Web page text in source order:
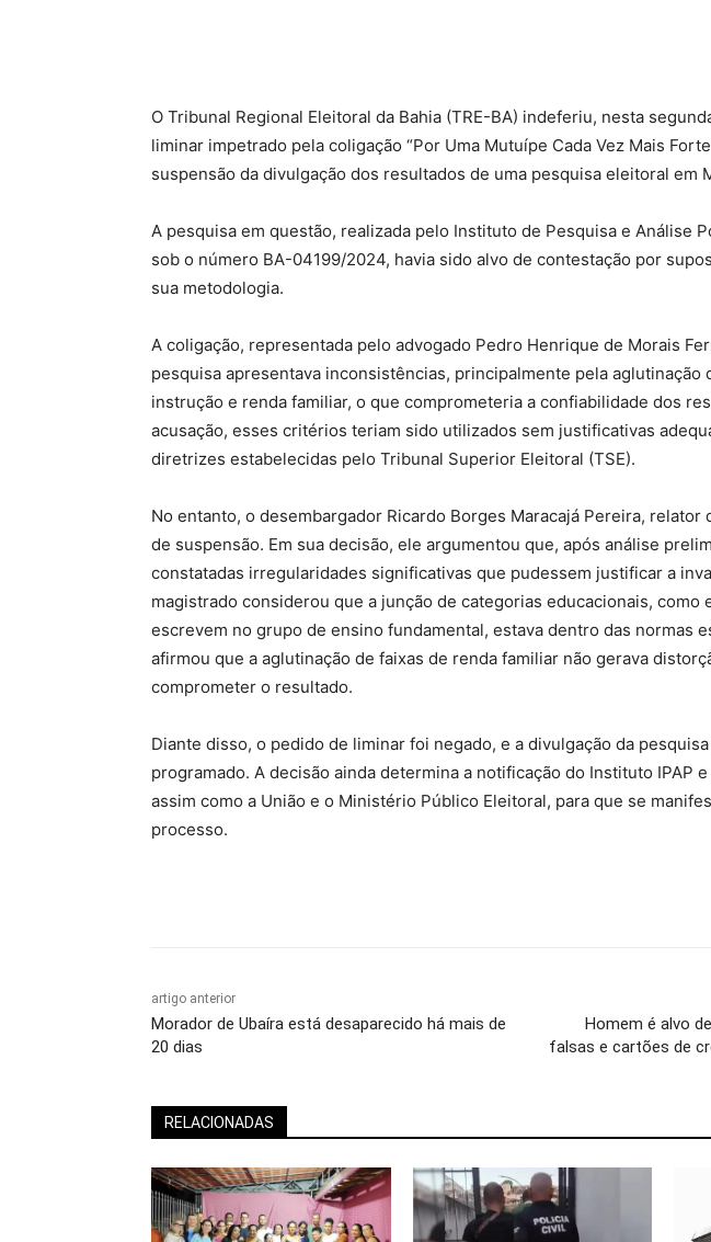
O Tribunal Regional Eleitoral da Bahia (TRE-BA) indeferiu, nesta
liminar impetrado pela coligação “Por Uma Mutuípe Cada Vez Mais
suspensão da divulgação dos resultados de uma pesquisa eleitoral em
A pesquisa em questão, realizada pelo Instituto de Pesquisa e Análise
sob o número BA-04199/2024, havia sido alvo de contestação por
sua metodologia.
A coligação, representada pelo advogado Pedro Henrique de Morais
pesquisa apresentava inconsistências, principalmente pela aglutinação
instrução e renda familiar, o que comprometeria a confiabilidade dos
acusação, esses critérios teriam sido utilizados sem justificativas
diretrizes estabelecidas pelo Tribunal Superior Eleitoral (TSE).
No entanto, o desembargador Ricardo Borges Maracajá Pereira, relator
de suspensão. Em sua decisão, ele argumentou que, após análise
constatadas irregularidades significativas que pudessem justificar a
magistrado considerou que a junção de categorias educacionais, como
escrevem no grupo de ensino fundamental, estava dentro das normas
afirmou que a aglutinação de faixas de renda familiar não gerava
comprometer o resultado.
Diante disso, o pedido de liminar foi negado, e a divulgação da
programado. A decisão ainda determina a notificação do Instituto IPAP
assim como a União e o Ministério Público Eleitoral, para que se
processo.
artigo anterior
Morador de Ubaíra está desaparecido há mais de
20 dias
Homem é alvo
falsas e cartões de
RELACIONADAS